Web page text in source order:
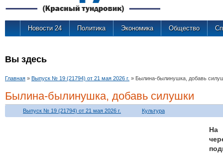
Новости 24 Политика Экономика Общество
Вы здесь
Главная » Выпуск № 19 (21794) от 21 мая 2026 г. » Былина-былинушка, добавь
Былина-былинушка, добавь силушки
Выпуск № 19 (21794) от 21 мая 2026 г. Культура
На